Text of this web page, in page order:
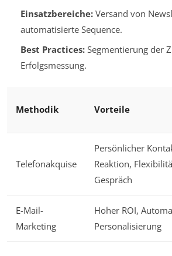
Einsatzbereiche:Versand von
automatisierte Sequence.
Best Practices:Segmentierung der
Erfolgsmessung.
Methodik Vorteile
Telefonakquise
Persönlicher
Reaktion,
Gespräch
E-Mail-
Marketing
Hoher ROI,
Personalisierung